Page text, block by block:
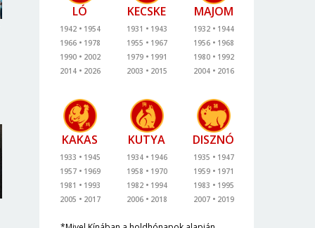
LÓ
1942
1954
1966
1978
1990
2002
2014
2026
KECSKE
1931
1943
1955
1967
1979
1991
2003
2015
MAJOM
1932
1944
1956
1968
1980
1992
2004
2016
KAKAS
1933
1945
1957
1969
1981
1993
2005
2017
KUTYA
1934
1946
1958
1970
1982
1994
2006
2018
DISZNÓ
1935
1947
1959
1971
1983
1995
2007
2019